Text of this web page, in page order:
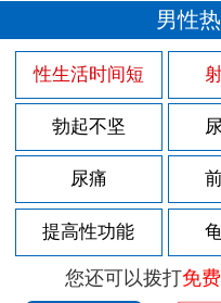
男性
性生活时间短
勃起不坚
尿痛
提高性功能
您还可以拨打免